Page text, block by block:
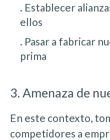
. Establecer
ellos
. Pasar a fabricar
prima
3. Amenaza de
En este contexto,
competidores a